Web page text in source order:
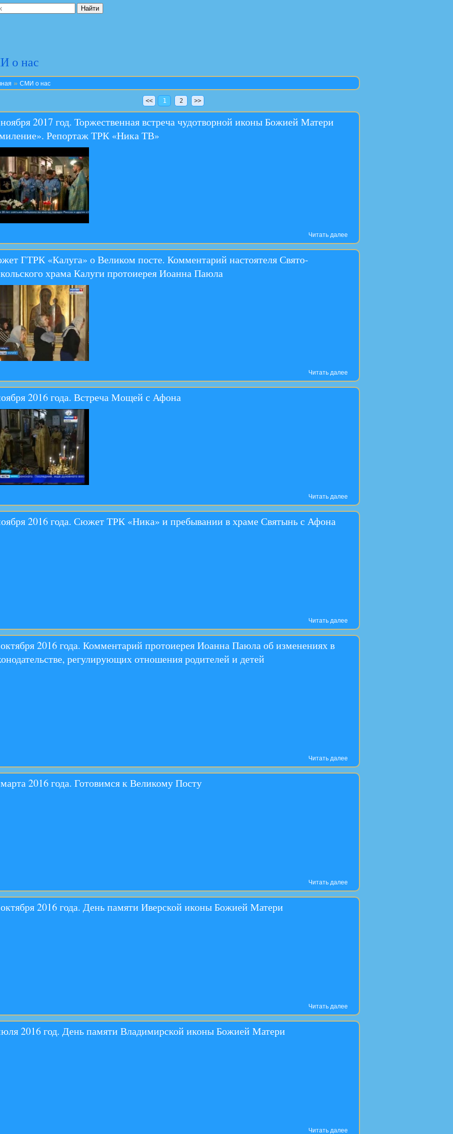
о нас
» СМИ о нас
<< 1 2 >>
2017 год. Торжественная встреча чудотворной иконы Божией Матери
Репортаж ТРК «Ника ТВ»
Читать далее
ГТРК «Калуга» о Великом посте. Комментарий настоятеля Свято-
храма Калуги протоиерея Иоанна Паюла
Читать далее
2016 года. Встреча Мощей с Афона
Читать далее
2016 года. Сюжет ТРК «Ника» и пребывании в храме Святынь с Афона
Читать далее
2016 года. Комментарий протоиерея Иоанна Паюла об изменениях в
регулирующих отношения родителей и детей
Читать далее
2016 года. Готовимся к Великому Посту
Читать далее
2016 года. День памяти Иверской иконы Божией Матери
Читать далее
2016 год. День памяти Владимирской иконы Божией Матери
Читать далее